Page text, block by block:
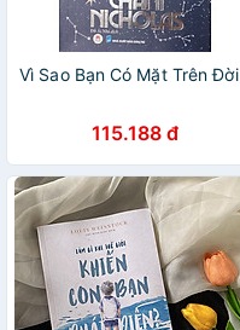
Vì Sao Bạn Có Mặt Trên Đời
115.188 đ